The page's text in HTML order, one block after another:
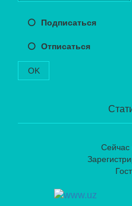
Подписаться
Отписаться
OK
Сейчас